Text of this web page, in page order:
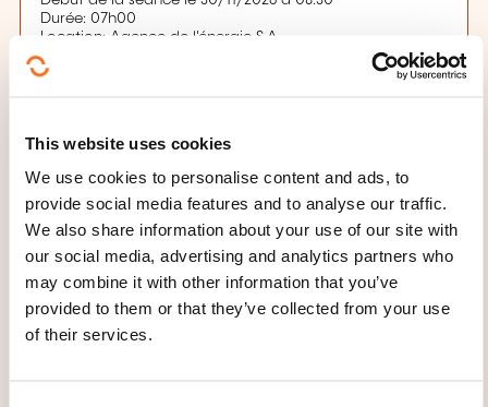
This website uses cookies
We use cookies to personalise content and ads, to
provide social media features and to analyse our traffic.
We also share information about your use of our site with
our social media, advertising and analytics partners who
may combine it with other information that you’ve
provided to them or that they’ve collected from your use
of their services.
Durée: 07h00
Location: Agence de l'énergie S.A.
Passeport énergétique fonctionnel (LuxEeB-F)
Début de la séance le 07/12/2026 à 08:30
Début de la séance le 11/12/2026 à 08:30
Location: Agence de l'énergie S.A.
Passeport énergétique fonctionnel (LuxEeB-F)
Début de la séance le 14/12/2026 à 08:30
Location: Agence de l'énergie S.A.
Registration deadline